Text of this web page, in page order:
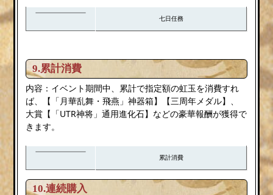
七日任務
9.累計消費
内容：イベント期間中、累計で指定額の虹玉を消費すれ
ば、【「月華乱舞・飛燕」神器箱】【三周年メダル】、
大賞【「UTR神将」通用進化石】などの豪華報酬が獲得で
きます。
累計消費
10.連続購入